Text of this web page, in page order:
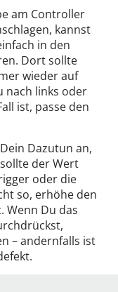
am Controller
kannst
in den
Dort sollte
wieder auf
nach links oder
ist, passe den
Dazutun an,
der Wert
oder die
so, erhöhe den
Wenn Du das
– andernfalls ist